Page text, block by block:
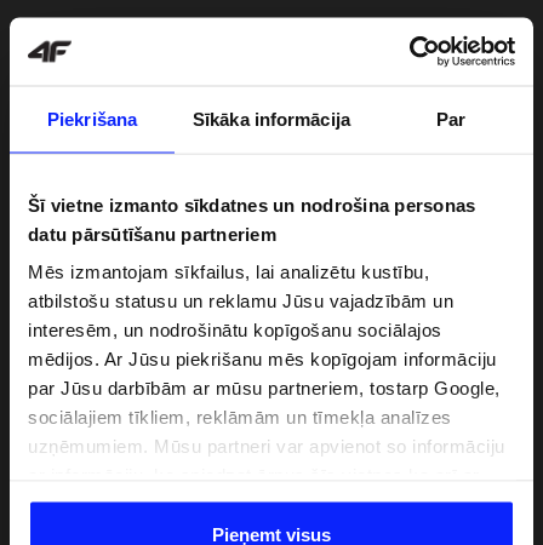
Piekrišana Sīkāka informācija Par
Šī vietne izmanto sīkdatnes un nodrošina personas
datu pārsūtīšanu partneriem
Mēs izmantojam sīkfailus, lai analizētu kustību,
atbilstošu statusu un reklamu Jūsu vajadzībām un
interesēm, un nodrošinātu kopīgošanu sociālajos
mēdijos. Ar Jūsu piekrišanu mēs kopīgojam informāciju
par Jūsu darbībām ar mūsu partneriem, tostarp Google,
sociālajiem tīkliem, reklāmām un tīmekļa analīzes
uzņēmumiem. Mūsu partneri var apvienot so informāciju
datiem, ko viņi iegūst, izmantojot viņu pakalpojumus. Ar
Jūsu atļauju, mēs varam pārsūtīt Jūsu personas datus
Pieņemt visus